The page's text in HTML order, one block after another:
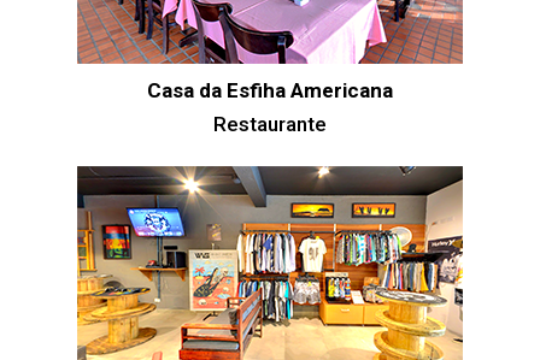
Casa da Esfiha Americana
Restaurante